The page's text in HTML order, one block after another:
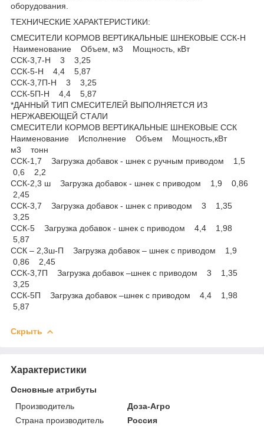
оборудования.
ТЕХНИЧЕСКИЕ ХАРАКТЕРИСТИКИ:
СМЕСИТЕЛИ КОРМОВ ВЕРТИКАЛЬНЫЕ ШНЕКОВЫЕ ССК-Н
Наименование Объем, м3 Мощность, кВт
ССК-3,7-Н 3 3,25
ССК-5-Н 4,4 5,87
ССК-3,7П-Н 3 3,25
ССК-5П-Н 4,4 5,87
*ДАННЫЙ ТИП СМЕСИТЕЛЕЙ ВЫПОЛНЯЕТСЯ ИЗ
НЕРЖАВЕЮЩЕЙ СТАЛИ
СМЕСИТЕЛИ КОРМОВ ВЕРТИКАЛЬНЫЕ ШНЕКОВЫЕ ССК
Наименование Исполнение Объем Мощность,кВт
м3 тонн
ССК-1,7 Загрузка добавок - шнек с ручным приводом 1,5
0,6 2,2
ССК-2,3 ш Загрузка добавок - шнек с приводом 1,9 0,86
2,45
ССК-3,7 Загрузка добавок - шнек с приводом 3 1,35
3,25
ССК-5 Загрузка добавок - шнек с приводом 4,4 1,98
5,87
ССК – 2,3ш-П Загрузка добавок – шнек с приводом 1,9
0,86 2,45
ССК-3,7П Загрузка добавок –шнек с приводом 3 1,35
3,25
ССК-5П Загрузка добавок –шнек с приводом 4,4 1,98
5,87
Скрыть
Характеристики
Основные атрибуты
Производитель
Доза-Агро
Страна производитель
Россия